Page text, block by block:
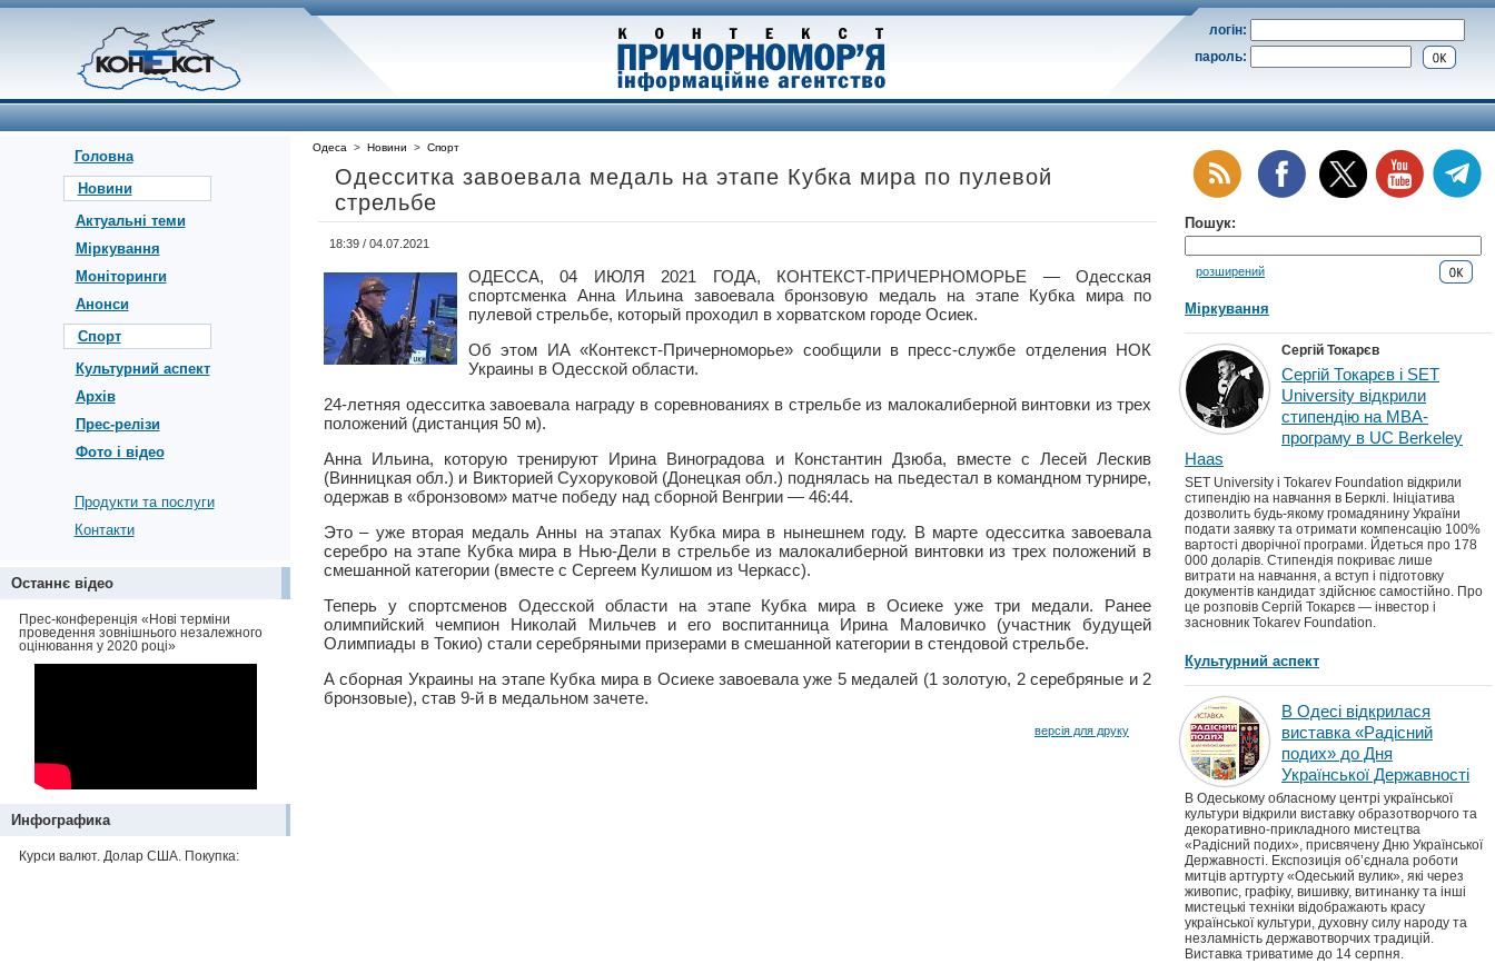
логін:
пароль:
Головна
Новини
Актуальні теми
Міркування
Моніторинги
Анонси
Спорт
Культурний аспект
Архів
Прес-релізи
Фото і відео
Продукти та послуги
Контакти
Останнє відео
Прес-конференція «Нові терміни
проведення зовнішнього незалежного
оцінювання у 2020 році»
Инфографика
Курси валют. Долар США. Покупка:
Одеса > Новини > Спорт
Одесситка завоевала медаль на этапе Кубка мира по пулевой
стрельбе
18:39 / 04.07.2021
ОДЕССА, 04 ИЮЛЯ 2021 ГОДА, КОНТЕКСТ-ПРИЧЕРНОМОРЬЕ — Одесская
спортсменка Анна Ильина завоевала бронзовую медаль на этапе Кубка мира по
пулевой стрельбе, который проходил в хорватском городе Осиек.
Об этом ИА «Контекст-Причерноморье» сообщили в пресс-службе отделения НОК
Украины в Одесской области.
24-летняя одесситка завоевала награду в соревнованиях в стрельбе из малокалиберной винтовки из трех
положений (дистанция 50 м).
Анна Ильина, которую тренируют Ирина Виноградова и Константин Дзюба, вместе с Лесей Лескив
(Винницкая обл.) и Викторией Сухоруковой (Донецкая обл.) поднялась на пьедестал в командном турнире,
одержав в «бронзовом» матче победу над сборной Венгрии — 46:44.
Это – уже вторая медаль Анны на этапах Кубка мира в нынешнем году. В марте одесситка завоевала
серебро на этапе Кубка мира в Нью-Дели в стрельбе из малокалиберной винтовки из трех положений в
смешанной категории (вместе с Сергеем Кулишом из Черкасс).
Теперь у спортсменов Одесской области на этапе Кубка мира в Осиеке уже три медали. Ранее
олимпийский чемпион Николай Мильчев и его воспитанница Ирина Маловичко (участник будущей
Олимпиады в Токио) стали серебряными призерами в смешанной категории в стендовой стрельбе.
А сборная Украины на этапе Кубка мира в Осиеке завоевала уже 5 медалей (1 золотую, 2 серебряные и 2
бронзовые), став 9-й в медальном зачете.
версія для друку
Пошук:
розширений
Міркування
Сергій Токарєв
Сергій Токарєв і SET
University відкрили
стипендію на MBA-
програму в UC Berkeley
Haas
SET University і Tokarev Foundation відкрили
стипендію на навчання в Берклі. Ініціатива
дозволить будь-якому громадянину України
подати заявку та отримати компенсацію 100%
вартості дворічної програми. Йдеться про 178
000 доларів. Стипендія покриває лише
витрати на навчання, а вступ і підготовку
документів кандидат здійснює самостійно. Про
це розповів Сергій Токарєв — інвестор і
засновник Tokarev Foundation.
Культурний аспект
В Одесі відкрилася
виставка «Радісний
подих» до Дня
Української Державності
В Одеському обласному центрі української
культури відкрили виставку образотворчого та
декоративно-прикладного мистецтва
«Радісний подих», присвячену Дню Української
Державності. Експозиція об’єднала роботи
митців артгурту «Одеський вулик», які через
живопис, графіку, вишивку, витинанку та інші
мистецькі техніки відображають красу
української культури, духовну силу народу та
незламність державотворчих традицій.
Виставка триватиме до 14 серпня.